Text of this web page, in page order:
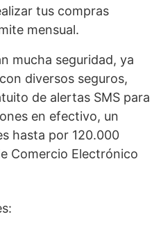
tus compras
mensual.
mucha seguridad, ya
diversos seguros,
de alertas SMS para
en efectivo, un
hasta por 120.000
Comercio Electrónico